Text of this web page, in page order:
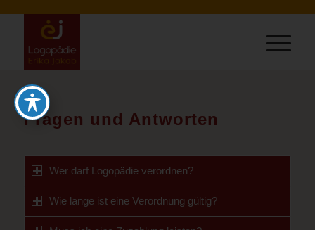
Fragen und Antworten
Wer darf Logopädie verordnen?
Wie lange ist eine Verordnung gültig?